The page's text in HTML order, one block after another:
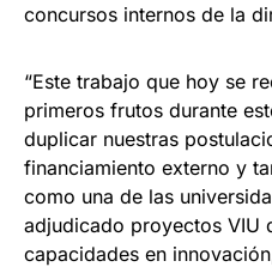
concursos internos de la
“Este trabajo que hoy se
primeros frutos durante
duplicar nuestras
financiamiento externo y
como una de las
adjudicado proyectos VIU
capacidades en